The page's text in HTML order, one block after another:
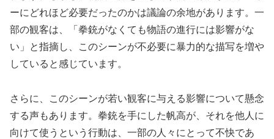
ーにどれほど必要だったのかは議論の余地があります。一
部の観客は、「拳銃がなくても物語の進行には影響がな
い」と指摘し、このシーンが不必要に暴力的な描写を増や
していると感じています。
さらに、このシーンが若い観客に与える影響について懸念
する声もあります。拳銃を手にした帆高が、それを他人に
向けて使うという行動は、一部の人々にとって不快であ